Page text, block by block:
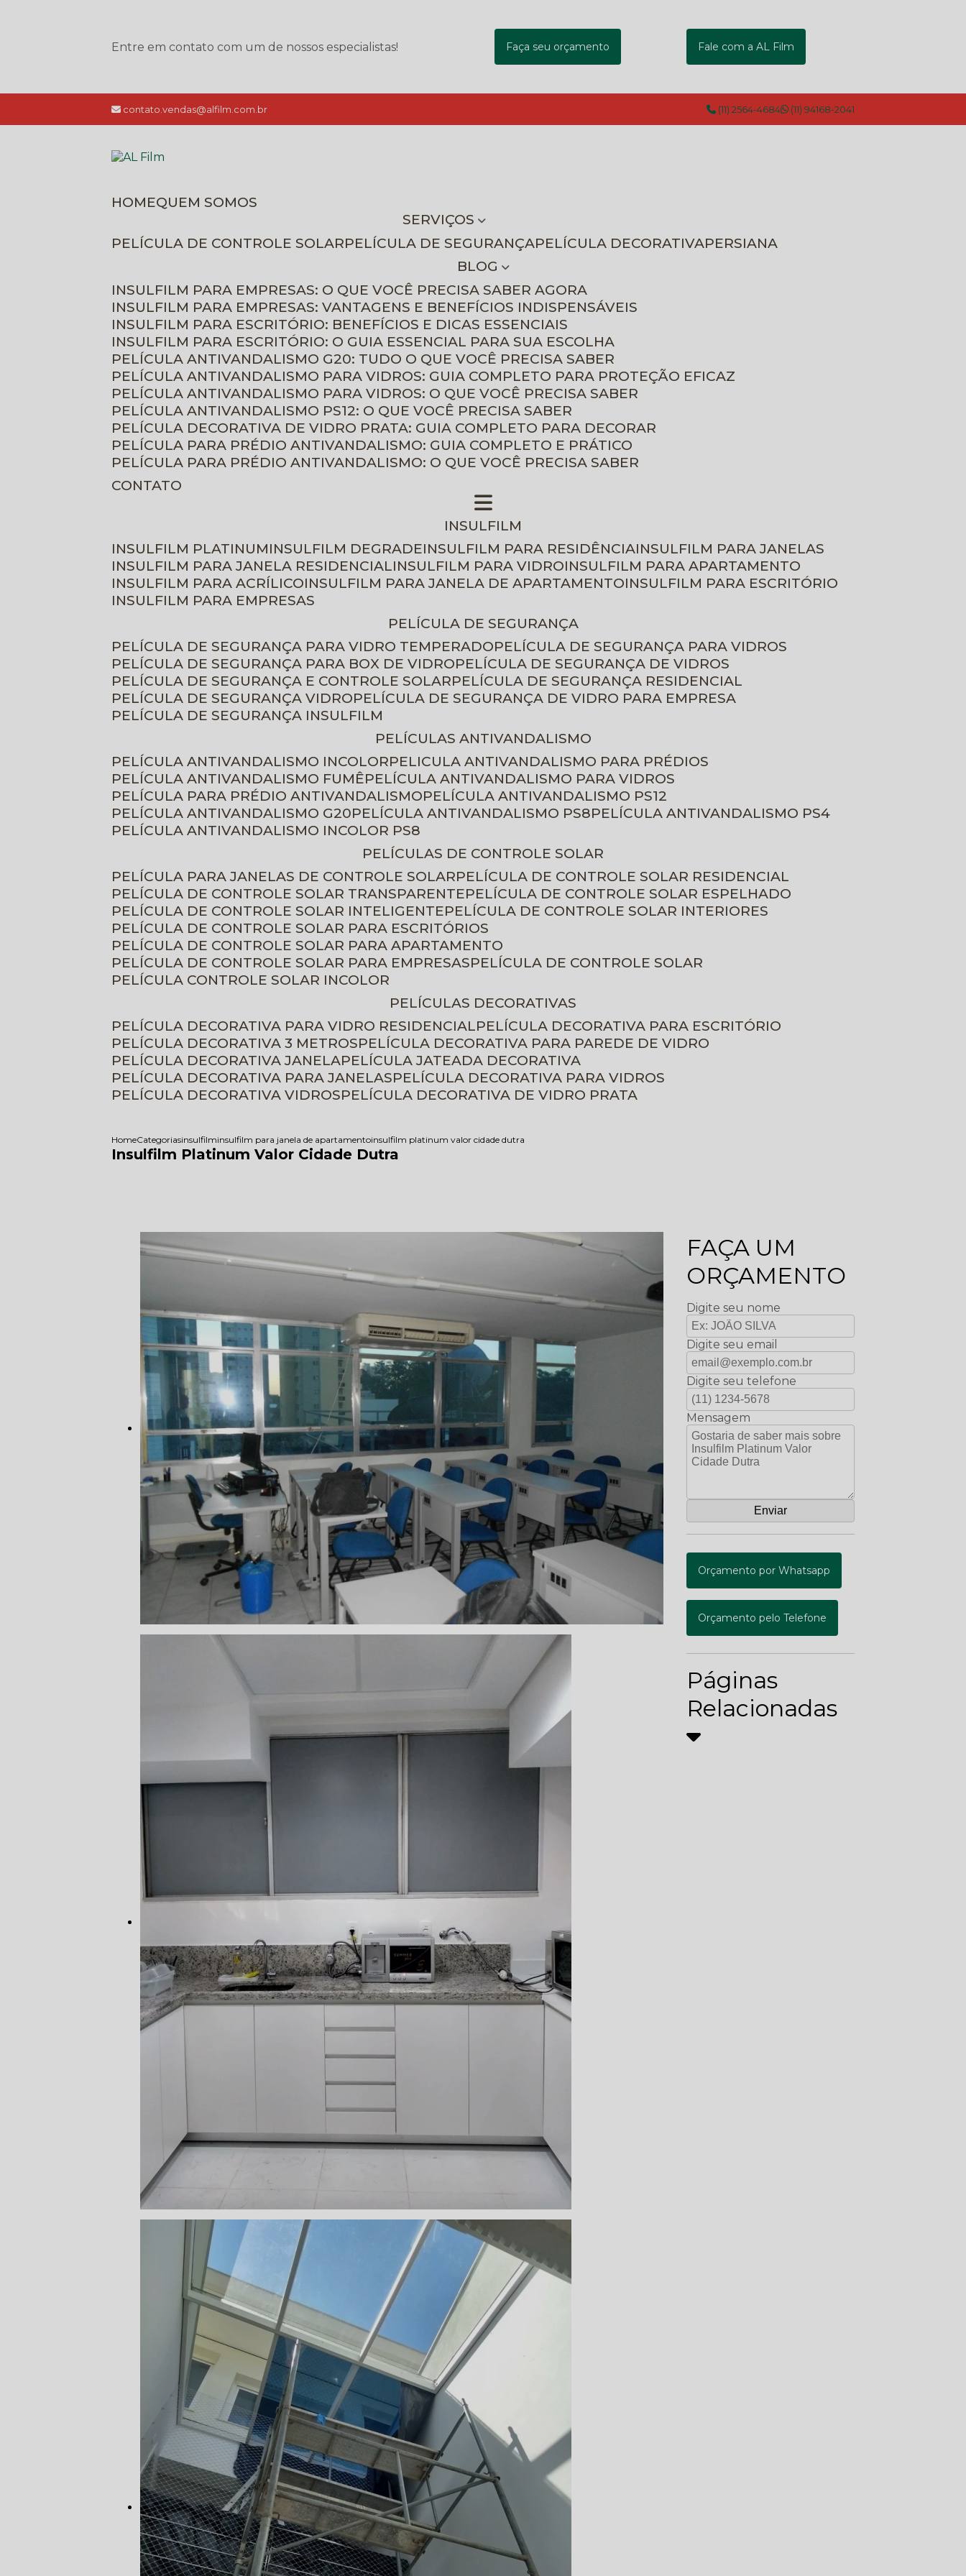
Entre em contato com um de nossos especialistas! Faça seu orçamento Fale com a AL Film
contato.vendas@alfilm.com.br (11) 2564-4684 (11) 94168-2041
HOME
QUEM SOMOS
SERVIÇOS
PELÍCULA DE CONTROLE SOLAR
PELÍCULA DE SEGURANÇA PELÍCULA DECORATIVA
PERSIANA
BLOG
INSULFILM PARA EMPRESAS: O QUE VOCÊ PRECISA SABER AGORA
INSULFILM PARA EMPRESAS: VANTAGENS E BENEFÍCIOS INDISPENSÁVEIS
INSULFILM PARA ESCRITÓRIO: BENEFÍCIOS E DICAS ESSENCIAIS
INSULFILM PARA ESCRITÓRIO: O GUIA ESSENCIAL PARA SUA ESCOLHA
PELÍCULA ANTIVANDALISMO G20: TUDO O QUE VOCÊ PRECISA SABER
PELÍCULA ANTIVANDALISMO PARA VIDROS: GUIA COMPLETO PARA PROTEÇÃO EFICAZ
PELÍCULA ANTIVANDALISMO PARA VIDROS: O QUE VOCÊ PRECISA SABER
PELÍCULA ANTIVANDALISMO PS12: O QUE VOCÊ PRECISA SABER
PELÍCULA DECORATIVA DE VIDRO PRATA: GUIA COMPLETO PARA DECORAR
PELÍCULA PARA PRÉDIO ANTIVANDALISMO: GUIA COMPLETO E PRÁTICO
PELÍCULA PARA PRÉDIO ANTIVANDALISMO: O QUE VOCÊ PRECISA SABER
CONTATO
INSULFILM
INSULFILM PLATINUM INSULFILM DEGRADE INSULFILM PARA RESIDÊNCIA INSULFILM PARA JANELAS
INSULFILM PARA JANELA RESIDENCIAL INSULFILM PARA VIDRO INSULFILM PARA APARTAMENTO
INSULFILM PARA ACRÍLICO INSULFILM PARA JANELA DE APARTAMENTO INSULFILM PARA ESCRITÓRIO
INSULFILM PARA EMPRESAS
PELÍCULA DE SEGURANÇA
PELÍCULA DE SEGURANÇA PARA VIDRO TEMPERADO
PELÍCULA DE SEGURANÇA PARA VIDROS
PELÍCULA DE SEGURANÇA PARA BOX DE VIDRO
PELÍCULA DE SEGURANÇA DE VIDROS
PELÍCULA DE SEGURANÇA E CONTROLE SOLAR
PELÍCULA DE SEGURANÇA RESIDENCIAL
PELÍCULA DE SEGURANÇA VIDRO
PELÍCULA DE SEGURANÇA DE VIDRO PARA EMPRESA
PELÍCULA DE SEGURANÇA INSULFILM
PELÍCULAS ANTIVANDALISMO
PELÍCULA ANTIVANDALISMO INCOLOR
PELICULA ANTIVANDALISMO PARA PRÉDIOS
PELÍCULA ANTIVANDALISMO FUMÊ
PELÍCULA ANTIVANDALISMO PARA VIDROS
PELÍCULA PARA PRÉDIO ANTIVANDALISMO
PELÍCULA ANTIVANDALISMO PS12
PELÍCULA ANTIVANDALISMO G20
PELÍCULA ANTIVANDALISMO PS8
PELÍCULA ANTIVANDALISMO PS4
PELÍCULA ANTIVANDALISMO INCOLOR PS8
PELÍCULAS DE CONTROLE SOLAR
PELÍCULA PARA JANELAS DE CONTROLE SOLAR
PELÍCULA DE CONTROLE SOLAR RESIDENCIAL
PELÍCULA DE CONTROLE SOLAR TRANSPARENTE
PELÍCULA DE CONTROLE SOLAR ESPELHADO
PELÍCULA DE CONTROLE SOLAR INTELIGENTE
PELÍCULA DE CONTROLE SOLAR INTERIORES
PELÍCULA DE CONTROLE SOLAR PARA ESCRITÓRIOS
PELÍCULA DE CONTROLE SOLAR PARA APARTAMENTO
PELÍCULA DE CONTROLE SOLAR PARA EMPRESAS
PELÍCULA DE CONTROLE SOLAR
PELÍCULA CONTROLE SOLAR INCOLOR
PELÍCULAS DECORATIVAS
PELÍCULA DECORATIVA PARA VIDRO RESIDENCIAL
PELÍCULA DECORATIVA PARA ESCRITÓRIO
PELÍCULA DECORATIVA 3 METROS
PELÍCULA DECORATIVA PARA PAREDE DE VIDRO
PELÍCULA DECORATIVA JANELA
PELÍCULA JATEADA DECORATIVA
PELÍCULA DECORATIVA PARA JANELAS
PELÍCULA DECORATIVA PARA VIDROS
PELÍCULA DECORATIVA VIDROS
PELÍCULA DECORATIVA DE VIDRO PRATA
HomeCategoriasinsulfilminsulfilm para janela de apartamentoinsulfilm platinum valor cidade dutra
Insulfilm Platinum Valor Cidade Dutra
FAÇA UM
ORÇAMENTO
Digite seu nome
Digite seu email
Digite seu telefone
Mensagem
Orçamento por Whatsapp
Orçamento pelo Telefone
Páginas
Relacionadas